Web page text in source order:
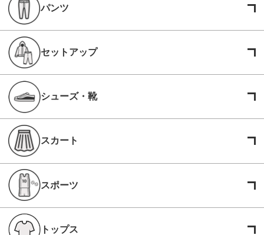
パンツ
セットアップ
シューズ・靴
スカート
スポーツ
トップス